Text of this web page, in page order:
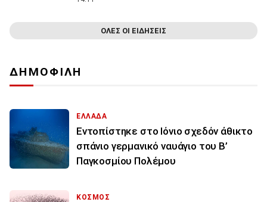
ΟΛΕΣ ΟΙ ΕΙΔΗΣΕΙΣ
ΔΗΜΟΦΙΛΗ
ΕΛΛΑΔΑ
Εντοπίστηκε στο Ιόνιο σχεδόν άθικτο
σπάνιο γερμανικό ναυάγιο του Β’
Παγκοσμίου Πολέμου
ΚΟΣΜΟΣ